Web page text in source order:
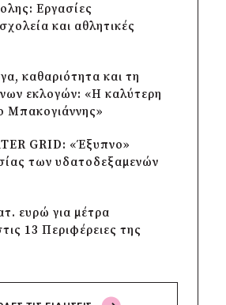
Εργασίες
και αθλητικές
καθαριότητα και τη
εκλογών: «Η καλύτερη
Μπακογιάννης»
GRID: «Έξυπνο»
των υδατοδεξαμενών
ευρώ για μέτρα
13 Περιφέρειες της
ημέρες πολιτισμού,
στη Φλώρινα